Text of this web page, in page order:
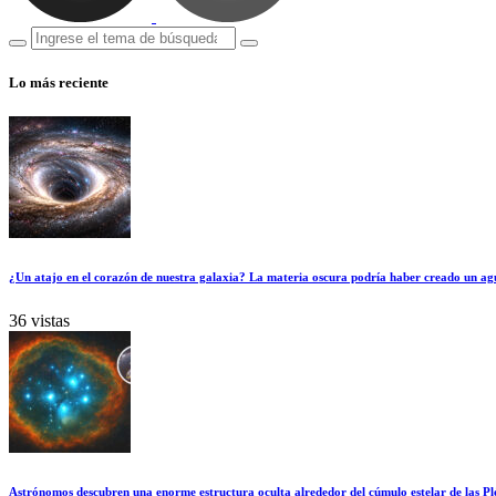
Lo más reciente
¿Un atajo en el corazón de nuestra galaxia? La materia oscura podría haber creado un
36 vistas
Astrónomos descubren una enorme estructura oculta alrededor del cúmulo estelar de las